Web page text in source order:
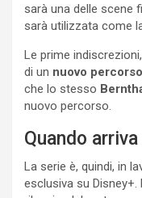
sarà una delle scene
sarà utilizzata come
Le prime
di un nuovo
che lo stesso
nuovo percorso.
Quando
La serie è, quindi, in
esclusiva su